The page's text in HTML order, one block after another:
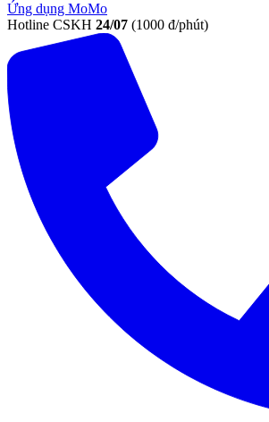
Ứng dụng MoMo
Hotline CSKH 24/07 (1000 đ/phút)